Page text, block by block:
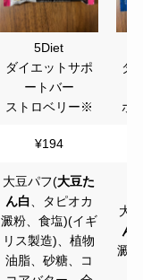
5Diet
ダイエットサポ
ートバー
ストロベリー※
ダ
ホ
¥194
大豆パフ(大豆た
ん白、タピオカ
澱粉、食塩)(イギ
リス製造)、植物
油脂、砂糖、コ
大
ん
澱